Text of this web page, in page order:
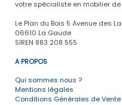
votre spécialiste en mobilier de
Le Plan du Bois 5 Avenue des
06610 La Gaude
SIREN 883 208 555
A PROPOS
Qui sommes nous ?
Mentions légales
Conditions Générales de Vente